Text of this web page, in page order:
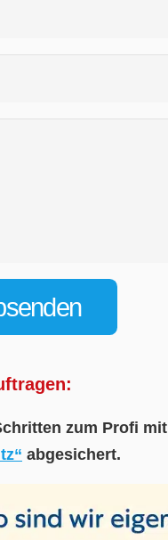
zum Profi mit
abgesichert.